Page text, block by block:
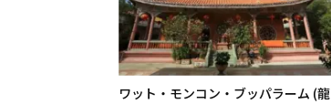
ワット・モンコン・ブッパラーム (龍